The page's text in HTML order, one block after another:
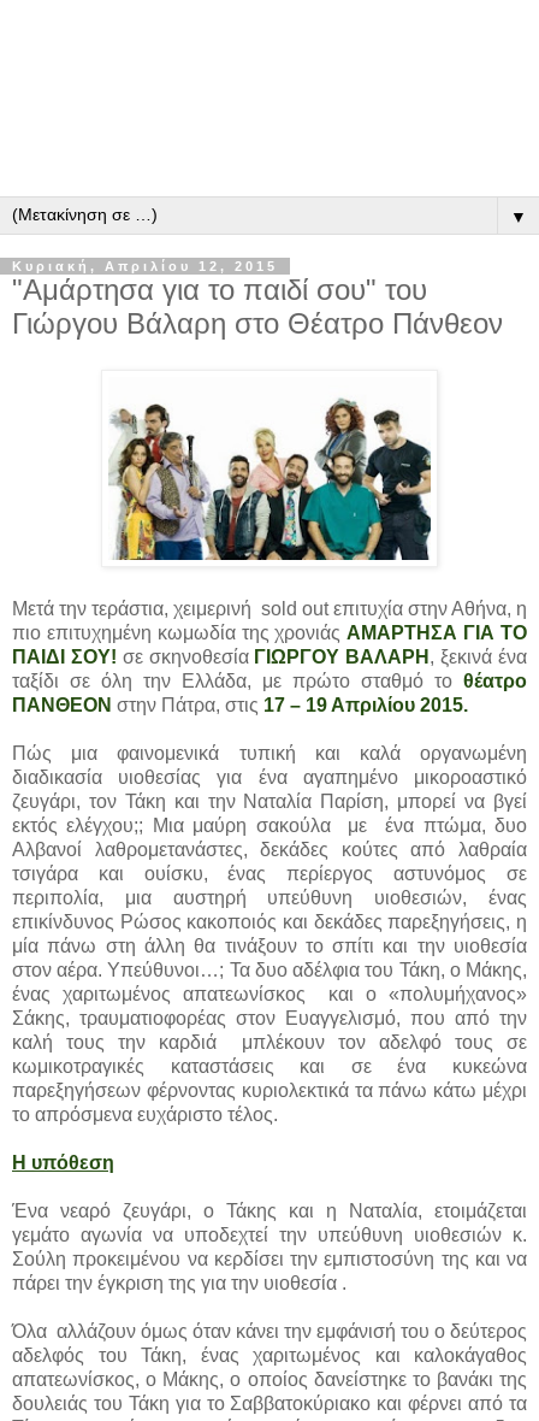
▼
Κυριακή, Απριλίου 12, 2015
"Αμάρτησα για το παιδί σου" του
Γιώργου Βάλαρη στο Θέατρο Πάνθεον
Μετά την τεράστια, χειμερινή sold out επιτυχία στην Αθήνα, η
πιο επιτυχημένη κωμωδία της χρονιάςΑΜΑΡΤΗΣΑ ΓΙΑ ΤΟ
ΠΑΙΔΙ ΣΟΥ! σε σκηνοθεσία ΓΙΩΡΓΟΥ ΒΑΛΑΡΗ , ξεκινά ένα
ταξίδι σε όλη την Ελλάδα, με πρώτο σταθμό το θέατρο
ΠΑΝΘΕΟΝ στην Πάτρα, στις 17 – 19 Απριλίου 2015.
Πώς μια φαινομενικά τυπική και καλά οργανωμένη
διαδικασία υιοθεσίας για ένα αγαπημένο μικοροαστικό
ζευγάρι, τον Τάκη και την Ναταλία Παρίση, μπορεί να βγεί
εκτός ελέγχου;; Μια μαύρη σακούλα με ένα πτώμα, δυο
Αλβανοί λαθρομετανάστες, δεκάδες κούτες από λαθραία
τσιγάρα και ουίσκυ, ένας περίεργος αστυνόμος σε
περιπολία, μια αυστηρή υπεύθυνη υιοθεσιών, ένας
επικίνδυνος Ρώσος κακοποιός και δεκάδες παρεξηγήσεις, η
μία πάνω στη άλλη θα τινάξουν το σπίτι και την υιοθεσία
στον αέρα. Υπεύθυνοι…; Τα δυο αδέλφια του Τάκη, ο Μάκης,
ένας χαριτωμένος απατεωνίσκος και ο «πολυμήχανος»
Σάκης, τραυματιοφορέας στον Ευαγγελισμό, που από την
καλή τους την καρδιά μπλέκουν τον αδελφό τους σε
κωμικοτραγικές καταστάσεις και σε ένα κυκεώνα
παρεξηγήσεων φέρνοντας κυριολεκτικά τα πάνω κάτω μέχρι
το απρόσμενα ευχάριστο τέλος.
Η υπόθεση
Ένα νεαρό ζευγάρι, ο Τάκης και η Ναταλία, ετοιμάζεται
γεμάτο αγωνία να υποδεχτεί την υπεύθυνη υιοθεσιών κ.
Σούλη προκειμένου να κερδίσει την εμπιστοσύνη της και να
πάρει την έγκριση της για την υιοθεσία .
Όλα αλλάζουν όμως όταν κάνει την εμφάνισή του ο δεύτερος
αδελφός του Τάκη, ένας χαριτωμένος και καλοκάγαθος
απατεωνίσκος, ο Μάκης, ο οποίος δανείστηκε το βανάκι της
δουλειάς του Τάκη για το Σαββατοκύριακο και φέρνει από τα